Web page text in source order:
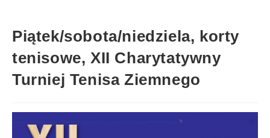
Piątek/sobota/niedziela, korty
tenisowe, XII Charytatywny
Turniej Tenisa Ziemnego